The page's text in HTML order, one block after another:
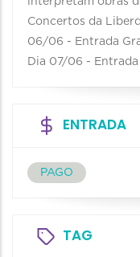
Concertos da
06/06 - Entrada
Dia 07/06 -
ENTRADA
PAGO
TAG